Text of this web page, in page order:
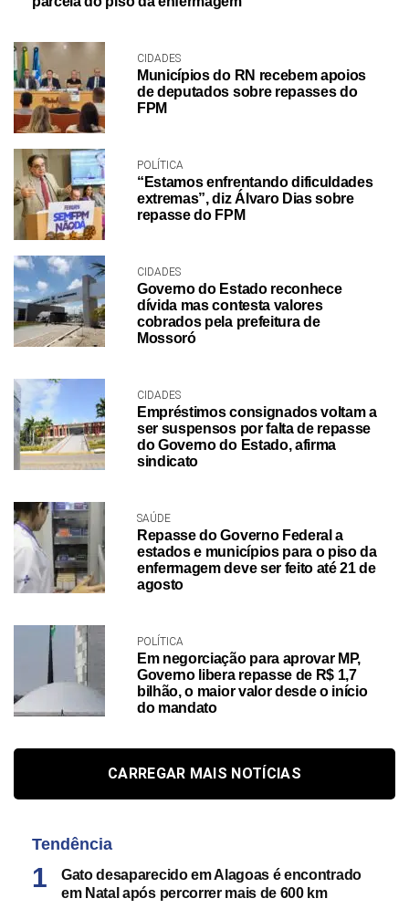
CIDADES
Municípios do RN recebem apoios
de deputados sobre repasses do
FPM
POLÍTICA
“Estamos enfrentando dificuldades
extremas”, diz Álvaro Dias sobre
repasse do FPM
CIDADES
Governo do Estado reconhece
dívida mas contesta valores
cobrados pela prefeitura de
Mossoró
CIDADES
Empréstimos consignados voltam a
ser suspensos por falta de repasse
do Governo do Estado, afirma
sindicato
SAÚDE
Repasse do Governo Federal a
estados e municípios para o piso da
enfermagem deve ser feito até 21 de
agosto
POLÍTICA
Em negorciação para aprovar MP,
Governo libera repasse de R$ 1,7
bilhão, o maior valor desde o início
do mandato
CARREGAR MAIS NOTÍCIAS
Tendência
Gato desaparecido em Alagoas é encontrado
em Natal após percorrer mais de 600 km